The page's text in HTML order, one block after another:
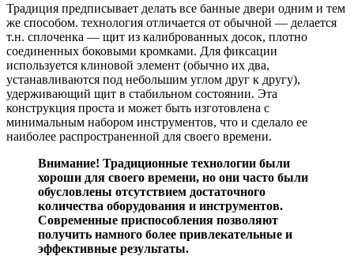
Традиция предписывает делать все банные двери одним и тем
же способом. технология отличается от обычной — делается
т.н. сплоченка — щит из калиброванных досок, плотно
соединенных боковыми кромками. Для фиксации
используется клиновой элемент (обычно их два,
устанавливаются под небольшим углом друг к другу),
удерживающий щит в стабильном состоянии. Эта
конструкция проста и может быть изготовлена с
минимальным набором инструментов, что и сделало ее
наиболее распространенной для своего времени.
Внимание! Традиционные технологии были
хороши для своего времени, но они часто были
обусловлены отсутствием достаточного
количества оборудования и инструментов.
Современные приспособления позволяют
получить намного более привлекательные и
эффективные результаты.